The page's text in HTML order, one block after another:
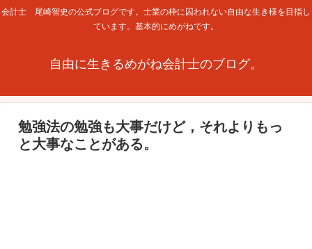
会計士 尾崎智史の公式ブログです。士業の枠に囚われない自由な生き様を目指し
ています。基本的にめがねです。
自由に生きるめがね会計士のブログ。
勉強法の勉強も大事だけど，それよりもっ
と大事なことがある。